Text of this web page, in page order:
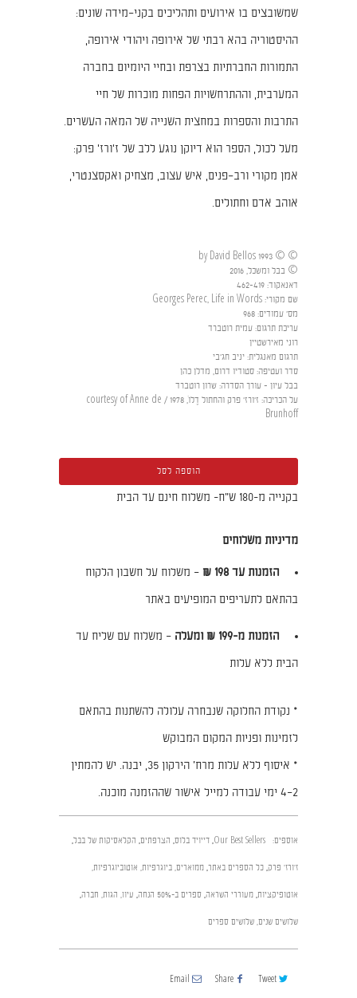
שמשובצים בו אירועים ותהליכים בקני–מידה שונים:
ההיסטוריה בהא רבתי של אירופה ויהודי אירופה,
התמורות החברתיות בצרפת ובחיי היומיום בחברה
המערבית, וההתרחשויות הפחות מוכרות של חיי
התרבות והספרות במחצית השנייה של המאה העשרים.
מעל לכול, הספר הוא דיוקן נוגע ללב של ז'ורז' פרק:
אמן מקורי ורב–פנים, איש עצוב, מצחיק ואקסצנטרי,
אוהב אדם וחתולים.
© © 1993 by David Bellos
© בבל ומשכל, 2016
דאנאקוד:
462-419
שם מקורי:
Georges Perec, Life in Words
מס' עמודים:
968
עריכת תרגום: עמית רוטברד
רוני מאירשטיין
תרגום מאנגלית: יניב חג'בי
סדר ועטיפה: סטודיו דרום, מדלן כהן
בבל עיון - עורך הסדרה: שרון רוטברד
על הכריכה:
ז'ורז' פרק והחתול דֶלוֹ, 1978 / courtesy of Anne de
Brunhoff
הוספה לסל
בקנייה מ-180 ש"ח- משלוח חינם עד הבית
מדיניות משלוחים
הזמנות עד 198 ₪
– משלוח על חשבון הלקוח
בהתאם לתעריפים המופיעים באתר
הזמנות מ-199 ₪ ומעלה
– משלוח עם שליח עד
הבית ללא עלות
* נקודת החלוקה שנבחרה עלולה להשתנות בהתאם
לזמינות ופניות המקום המבוקש
* איסוף ללא עלות מרח׳ הירקון 35, יבנה. יש להמתין
2–4 ימי עבודה למייל אישור שההזמנה מוכנה.
אוספים: Our Best Sellers
, דייויד בלוס, הצרפתים, הקלאסיקות של בבל,
ז'ורז' פרק, כל הספרים באתר, ממוארים, ביוגרפיות, אוטוביוגרפיות,
אוטופיקציות, מעוררי השראה, ספרים ב-50% הנחה , עיון, הגות, חברה,
שלושים שנים, שלושים ספרים
Tweet
Share
Email